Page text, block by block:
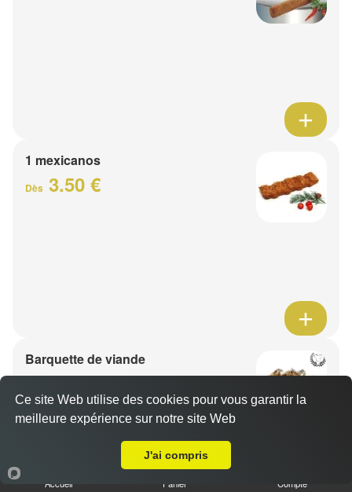
1 mexicanos
Dès 3.50 €
Barquette de viande
7.50 €
1 viande au choix
Accueil Panier Compte
Ce site Web utilise des cookies pour vous garantir la
meilleure expérience sur notre site Web
J'ai compris